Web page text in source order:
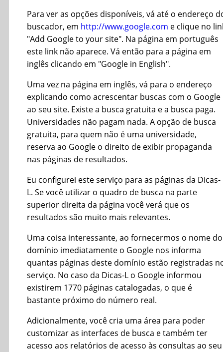
Para ver as opções disponíveis, vá até o endereço
buscador, em http://www.google.com e clique no
"Add Google to your site". Na página em português
este link não aparece. Vá então para a página em
inglês clicando em "Google in English".
Uma vez na página em inglês, vá para o endereço
explicando como acrescentar buscas com o Google
ao seu site. Existe a busca gratuita e a busca paga.
Universidades não pagam nada. A opção de busca
gratuita, para quem não é uma universidade,
reserva ao Google o direito de exibir propaganda
nas páginas de resultados.
Eu configurei este serviço para as páginas da Dicas-
L. Se você utilizar o quadro de busca na parte
superior direita da página você verá que os
resultados são muito mais relevantes.
Uma coisa interessante, ao fornecermos o nome do
domínio imediatamente o Google nos informa
quantas páginas deste domínio estão registradas
serviço. No caso da Dicas-L o Google informou
existirem 1770 páginas catalogadas, o que é
bastante próximo do número real.
Adicionalmente, você cria uma área para poder
customizar as interfaces de busca e também ter
acesso aos relatórios de acesso às consultas ao seu